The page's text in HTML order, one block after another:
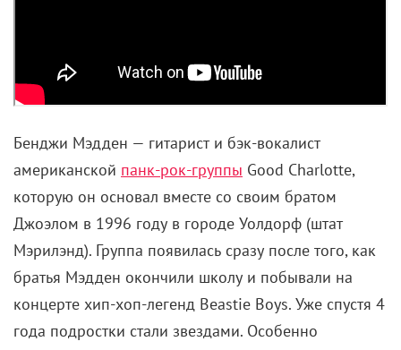
Бенджи Мэдден — гитарист и бэк-вокалист
американской панк-рок-группы Good Charlotte,
которую он основал вместе со своим братом
Джоэлом в 1996 году в городе Уолдорф (штат
Мэрилэнд). Группа появилась сразу после того, как
братья Мэдден окончили школу и побывали на
концерте хип-хоп-легенд Beastie Boys. Уже спустя 4
года подростки стали звездами. Особенно